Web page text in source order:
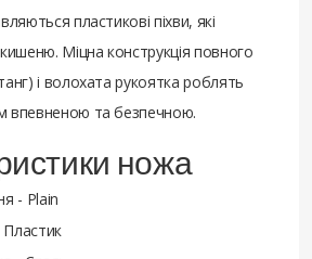
пластикові піхви, які
Міцна конструкція повного
і волохата рукоятка роблять
впевненою та безпечною.
ножа
- Plain
Пластик